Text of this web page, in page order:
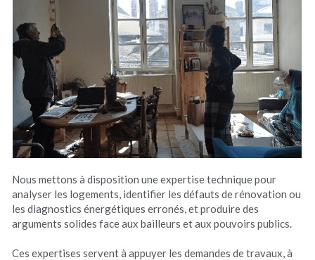
Nous mettons à disposition une expertise technique pour
analyser les logements, identifier les défauts de rénovation ou
les diagnostics énergétiques erronés, et produire des
arguments solides face aux bailleurs et aux pouvoirs publics.
Ces expertises servent à appuyer les demandes de travaux, à